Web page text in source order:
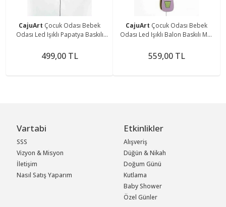
CajuArt Çocuk Odası Bebek
Odası Led Işıklı Papatya Baskılı
499,00 TL
CajuArt Çocuk Odası Bebek
Odası Led Işıklı Balon Baskılı Mdf
559,00 TL
Vartabi
SSS
Vizyon & Misyon
İletişim
Nasıl Satış Yaparım
Etkinlikler
Alışveriş
Düğün & Nikah
Doğum Günü
Kutlama
Baby Shower
Özel Günler